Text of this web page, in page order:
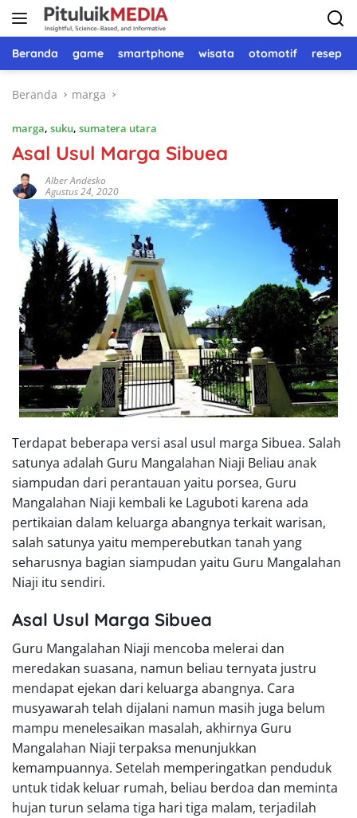
Langsung
Beranda game smartphone wisata otomotif resep
Beranda marga
marga, suku, sumatera utara
Asal Usul Marga Sibuea
Alber Andesko
Agustus 24, 2020
Terdapat beberapa versi asal usul marga Sibuea. Salah
satunya adalah Guru Mangalahan Niaji Beliau anak
siampudan dari perantauan yaitu porsea, Guru
Mangalahan Niaji kembali ke Laguboti karena ada
pertikaian dalam keluarga abangnya terkait warisan,
salah satunya yaitu memperebutkan tanah yang
seharusnya bagian siampudan yaitu Guru Mangalahan
Niaji itu sendiri.
Asal Usul Marga Sibuea
Guru Mangalahan Niaji mencoba melerai dan
meredakan suasana, namun beliau ternyata justru
mendapat ejekan dari keluarga abangnya. Cara
musyawarah telah dijalani namun masih juga belum
mampu menelesaikan masalah, akhirnya Guru
Mangalahan Niaji terpaksa menunjukkan
kemampuannya. Setelah memperingatkan penduduk
untuk tidak keluar rumah, beliau berdoa dan meminta
hujan turun selama tiga hari tiga malam, terjadilah